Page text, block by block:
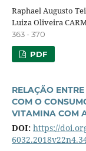
Raphael Augusto
Luiza Oliveira
363 - 370
PDF
RELAÇÃO
COM O
VITAMINA COM
DOI: https://